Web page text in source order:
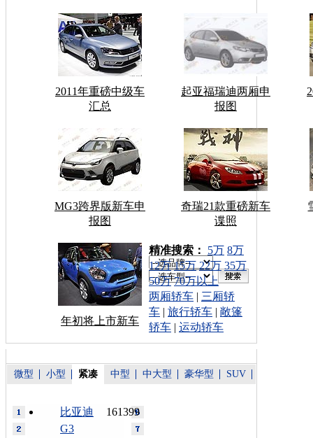
2011年重磅中级车
汇总
起亚福瑞迪两厢申
报图
MG3跨界版新车申
报图
奇瑞21款重磅新车
谍照
年初将上市新车
车型搜索：
精准搜索： 5万 8万
12万 15万 22万 35万
50万 70万以上
两厢轿车 | 三厢轿
车 | 旅行轿车 | 敞篷
轿车 | 运动轿车
微型 小型 紧凑 中型 中大型 豪华型 SUV
161399
比亚迪
G3